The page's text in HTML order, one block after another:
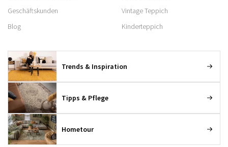
Geschäftskunden
Blog
Vintage Teppich
Kinderteppich
Trends & Inspiration
Tipps & Pflege
Hometour